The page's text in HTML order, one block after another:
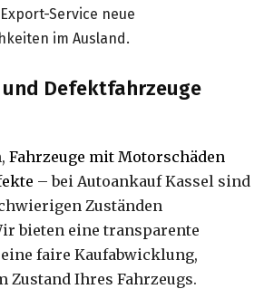
Service neue
im Ausland.
Defektfahrzeuge
Fahrzeuge mit Motorschäden
– bei Autoankauf Kassel sind
Zuständen
bieten eine transparente
faire Kaufabwicklung,
Zustand Ihres Fahrzeugs.